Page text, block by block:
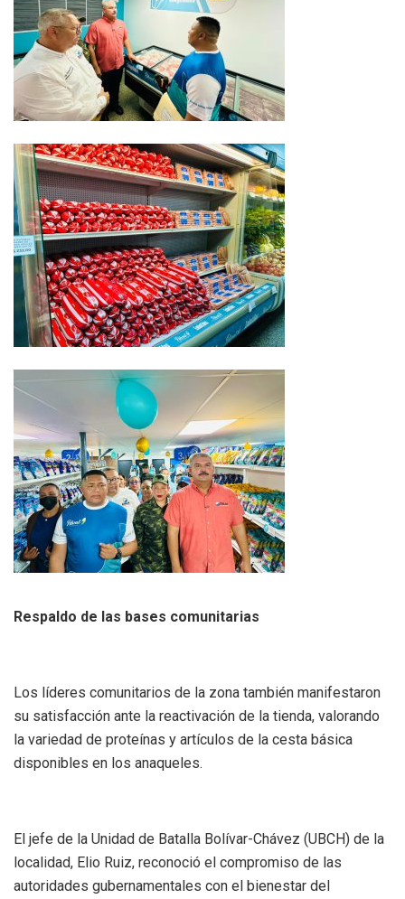
Respaldo de las bases comunitarias
Los líderes comunitarios de la zona también manifestaron
su satisfacción ante la reactivación de la tienda, valorando
la variedad de proteínas y artículos de la cesta básica
disponibles en los anaqueles.
El jefe de la Unidad de Batalla Bolívar-Chávez (UBCH) de la
localidad, Elio Ruiz, reconoció el compromiso de las
autoridades gubernamentales con el bienestar del